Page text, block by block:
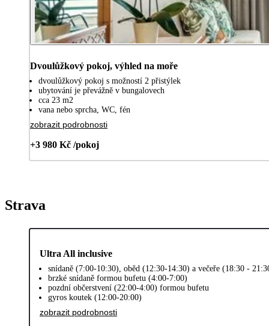
Dvoulůžkový pokoj, výhled na moře
dvoulůžkový pokoj s možností 2 přistýlek
ubytování je převážně v bungalovech
cca 23 m2
vana nebo sprcha, WC, fén
zobrazit podrobnosti
+3 980 Kč /pokoj
Strava
Ultra All inclusive
snídaně (7:00-10:30), oběd (12:30-14:30) a večeře (18:30 -
brzké snídaně formou bufetu (4:00-7:00)
pozdní občerstvení (22:00-4:00) formou bufetu
gyros koutek (12:00-20:00)
zobrazit podrobnosti